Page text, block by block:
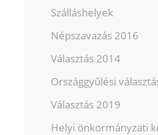
Szálláshelyek
Népszavazás 2016
Választás 2014
Országgyűlési
Választás 2019
Helyi önkormányzati